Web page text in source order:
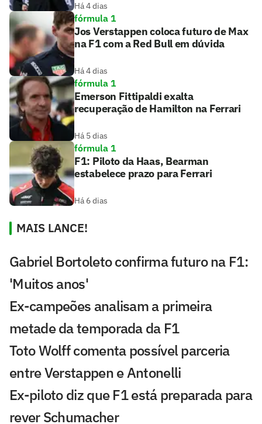
Há 4 dias
fórmula 1
Jos Verstappen coloca futuro de Max
na F1 com a Red Bull em dúvida
Há 4 dias
fórmula 1
Emerson Fittipaldi exalta
recuperação de Hamilton na Ferrari
Há 5 dias
fórmula 1
F1: Piloto da Haas, Bearman
estabelece prazo para Ferrari
Há 6 dias
MAIS LANCE!
Gabriel Bortoleto confirma futuro na F1:
'Muitos anos'
Ex-campeões analisam a primeira
metade da temporada da F1
Toto Wolff comenta possível parceria
entre Verstappen e Antonelli
Ex-piloto diz que F1 está preparada para
rever Schumacher